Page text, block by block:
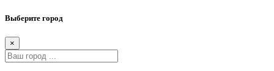
Выберите город
×